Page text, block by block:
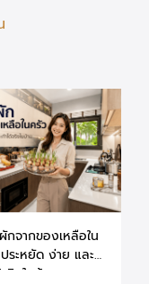
กจากของเหลือใน
ระหยัด ง่าย และ
ริงในบ้าน